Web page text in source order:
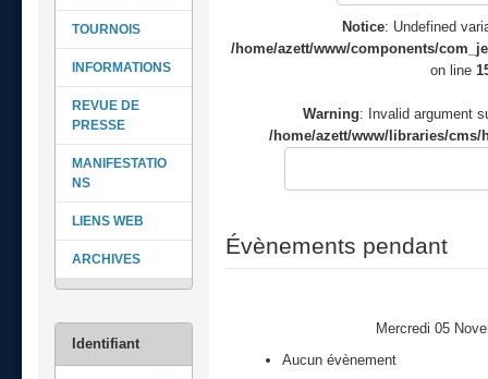
TOURNOIS
INFORMATIONS
REVUE DE
PRESSE
MANIFESTATIO
NS
LIENS WEB
ARCHIVES
Notice: Undefined
/home/azett/www/components/
on line
Warning: Invalid argument
/home/azett/www/libraries/cms/
Évènements pendant
Mercredi 05
Aucun évènement